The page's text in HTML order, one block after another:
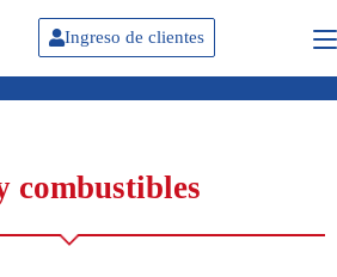
Ingreso de clientes
combustibles